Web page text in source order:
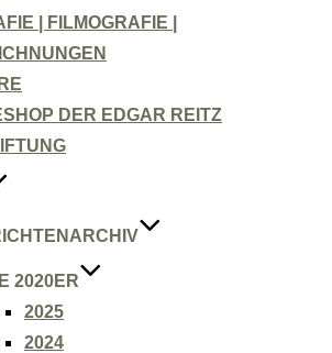
| FILMOGRAFIE |
DER EDGAR REITZ
2020ER
2025
2024